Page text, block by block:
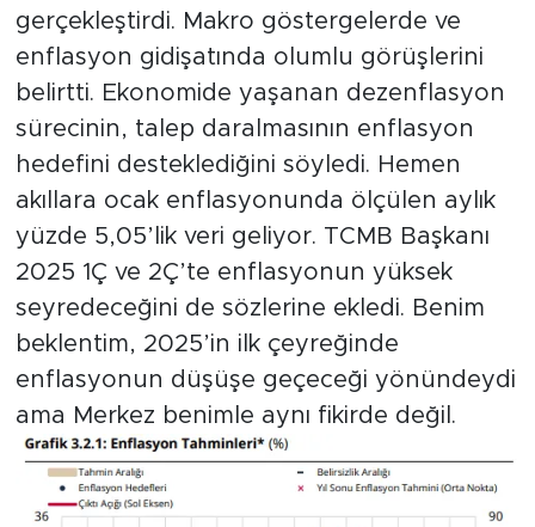
gerçekleştirdi. Makro göstergelerde ve
enflasyon gidişatında olumlu görüşlerini
belirtti. Ekonomide yaşanan dezenflasyon
sürecinin, talep daralmasının enflasyon
hedefini desteklediğini söyledi. Hemen
akıllara ocak enflasyonunda ölçülen aylık
yüzde 5,05’lik veri geliyor. TCMB Başkanı
2025 1Ç ve 2Ç’te enflasyonun yüksek
seyredeceğini de sözlerine ekledi. Benim
beklentim, 2025’in ilk çeyreğinde
enflasyonun düşüşe geçeceği yönündeydi
ama Merkez benimle aynı fikirde değil.